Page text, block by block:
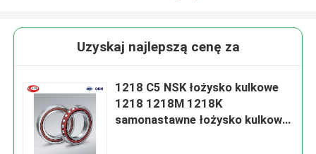
Uzyskaj najlepszą cenę za
1218 C5 NSK łożysko kulkowe
1218 1218M 1218K
samonastawne łożysko kulkowe